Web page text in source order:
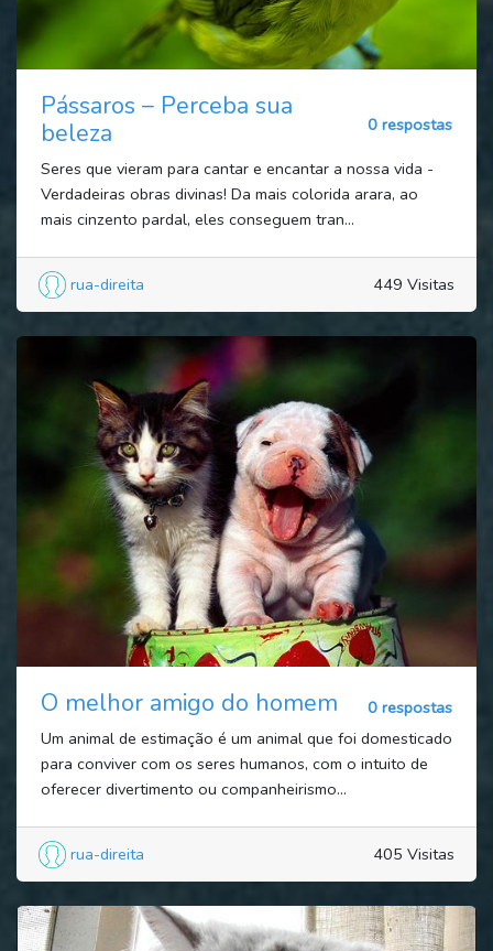
Pássaros – Perceba sua
beleza
0 respostas
Seres que vieram para cantar e encantar a nossa vida -
Verdadeiras obras divinas! Da mais colorida arara, ao
mais cinzento pardal, eles conseguem tran...
rua-direita 449 Visitas
O melhor amigo do homem
0 respostas
Um animal de estimação é um animal que foi domesticado
para conviver com os seres humanos, com o intuito de
oferecer divertimento ou companheirismo...
rua-direita 405 Visitas